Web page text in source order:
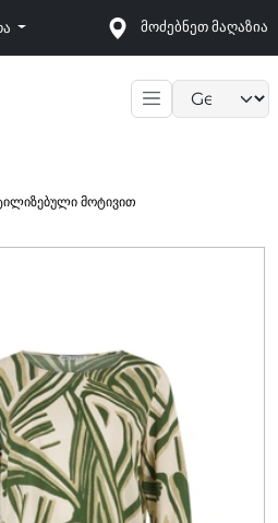
მოძებნეთ მაღაზია
მოტივით